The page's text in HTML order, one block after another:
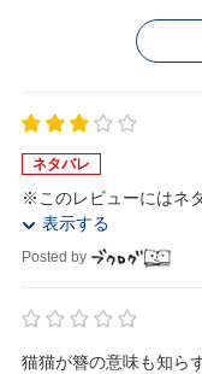
ネタバレ
※このレビューにはネ
表示する
Posted by
猫猫が簪の意味も知ら